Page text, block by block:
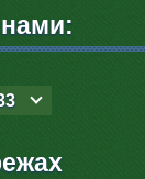
нами: